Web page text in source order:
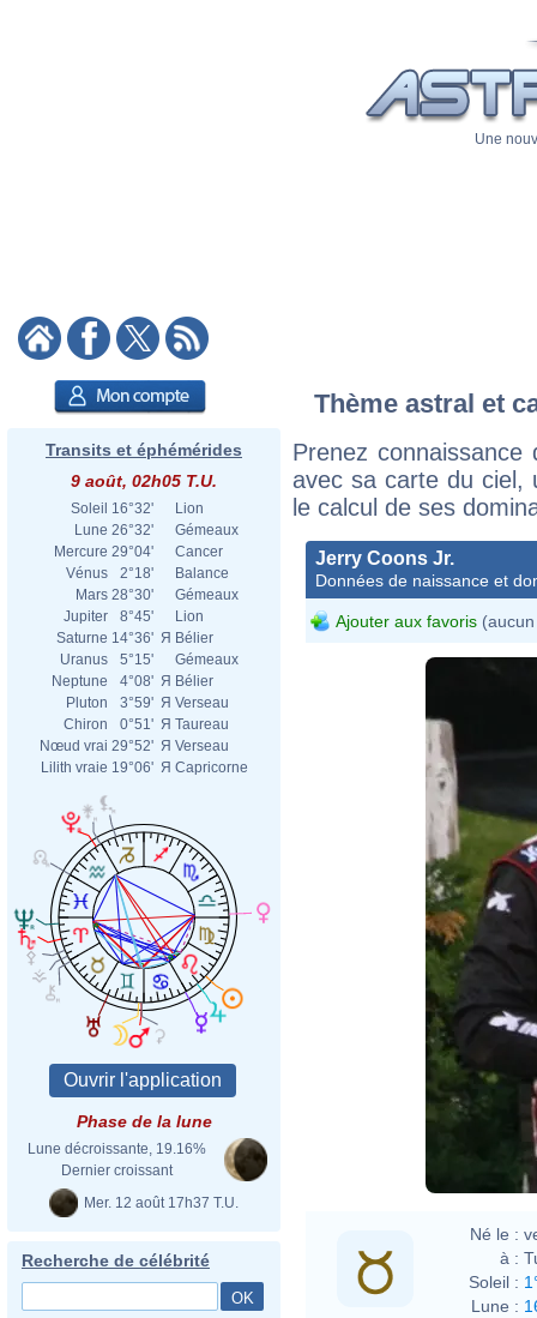
Une
Transits et éphémérides
9 août, 02h05 T.U.
Soleil 16°32'
Lion
Lune 26°32'
Gémeaux
Mercure 29°04'
Cancer
Vénus
2°18'
Balance
Mars 28°30'
Gémeaux
Jupiter
8°45'
Lion
Saturne 14°36' Я Bélier
Uranus
5°15'
Gémeaux
Neptune
4°08' Я Bélier
Pluton
3°59' Я Verseau
Chiron
0°51' Я Taureau
Nœud vrai 29°52' Я Verseau
Lilith vraie 19°06' Я Capricorne
Phase de la lune
Lune décroissante, 19.16%
Dernier croissant
Mer. 12 août 17h37 T.U.
Recherche de célébrité
Thème astral et
Prenez
avec sa carte du ciel,
le calcul de ses
Jerry Coons Jr.
Données de naissance et
Ajouter aux favoris
Né le :
à :
Soleil :
Lune :